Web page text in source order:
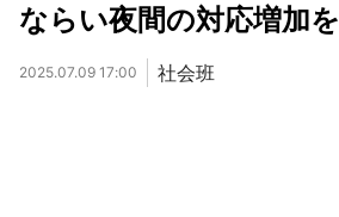
ならい夜間の対応増加
2025.07.09 17:00 社会班